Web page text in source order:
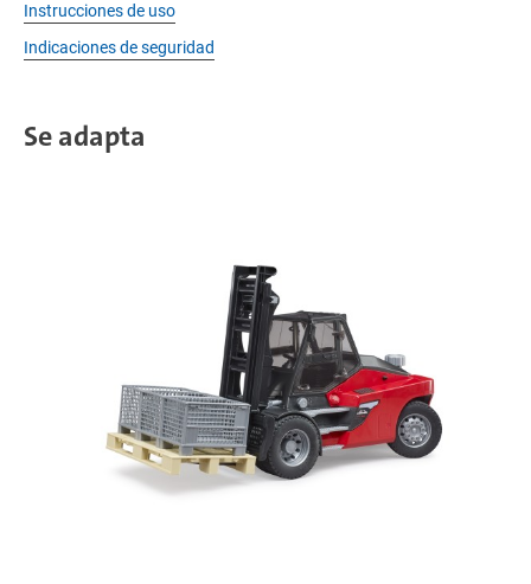
Instrucciones de uso
Indicaciones de seguridad
Se adapta